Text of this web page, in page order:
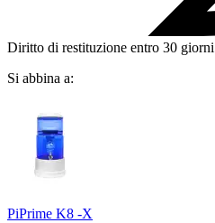
Diritto di restituzione entro 30 giorni
Si abbina a:
PiPrime K8 -X